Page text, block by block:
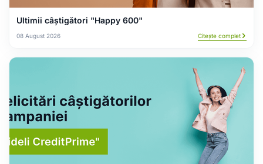
Ultimii câștigători "Happy 600"
08 August 2026 Citește complet